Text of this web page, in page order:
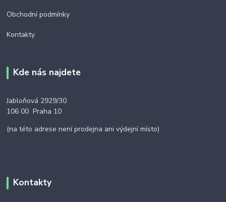
Obchodní podmínky
Kontakty
Kde nás najdete
Jabloňová 2929/30
106 00 Praha 10
(na této adrese není prodejna ani výdejní místo)
Kontakty